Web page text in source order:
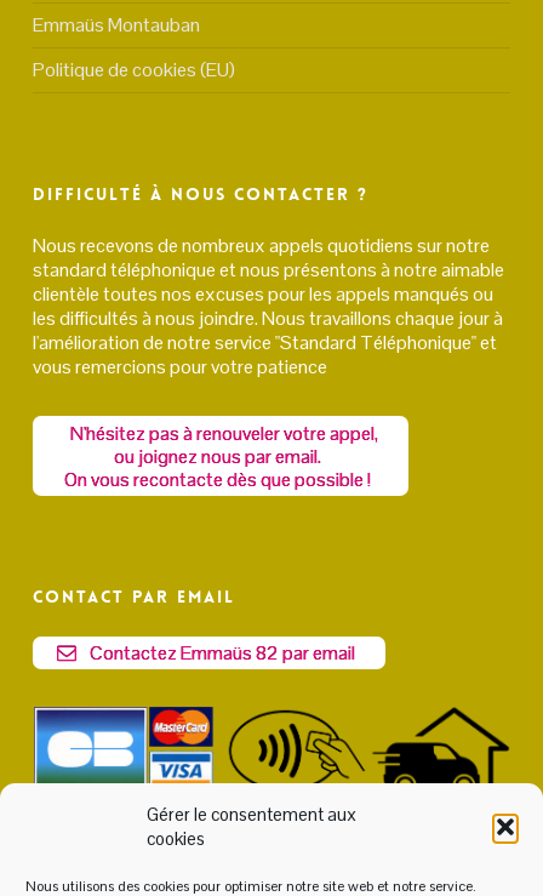
Gérer le consentement aux
cookies
Nous utilisons des cookies pour optimiser notre site web et notre service.
Emmaüs Montauban
Politique de cookies (EU)
Difficulté à nous contacter ?
Nous recevons de nombreux appels quotidiens sur notre
standard téléphonique et nous présentons à notre aimable
clientèle toutes nos excuses pour les appels manqués ou
les difficultés à nous joindre. Nous travaillons chaque jour à
l'amélioration de notre service "Standard Téléphonique" et
vous remercions pour votre patience
N'hésitez pas à renouveler votre appel,
ou joignez nous par email.
On vous recontacte dès que possible !
Contact par email
Contactez Emmaüs 82 par email